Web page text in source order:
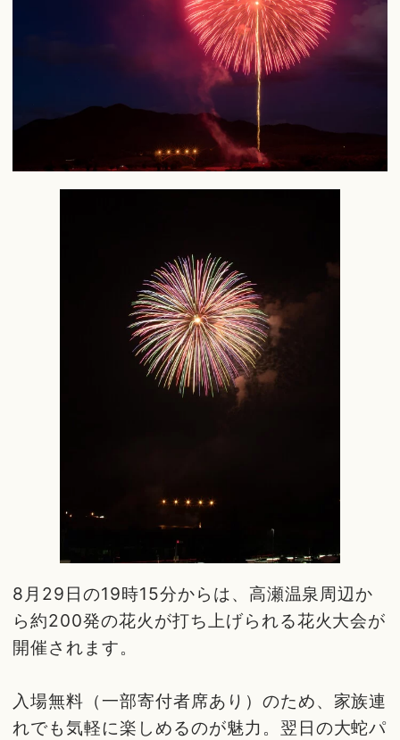
8月29日の19時15分からは、高瀬温泉周辺か
ら約200発の花火が打ち上げられる花火大会が
開催されます。
入場無料（一部寄付者席あり）のため、家族連
れでも気軽に楽しめるのが魅力。翌日の大蛇パ